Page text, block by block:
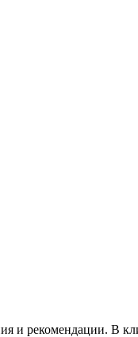
и рекомендации. В